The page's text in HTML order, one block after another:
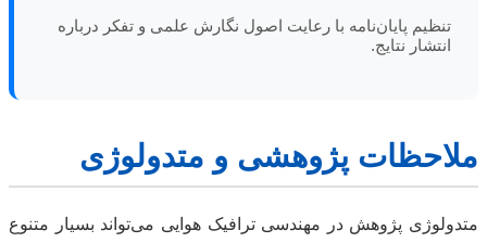
تنظیم پایان‌نامه با رعایت اصول نگارش علمی و تفکر درباره
انتشار نتایج.
ملاحظات پژوهشی و متدولوژی
متدولوژی پژوهش در مهندسی ترافیک هوایی می‌تواند بسیار متنوع